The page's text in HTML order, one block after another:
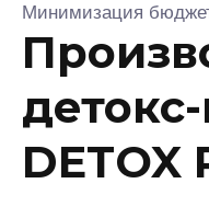
Минимизация
DETOX